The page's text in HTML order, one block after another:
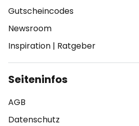
Gutscheincodes
Newsroom
Inspiration | Ratgeber
Seiteninfos
AGB
Datenschutz